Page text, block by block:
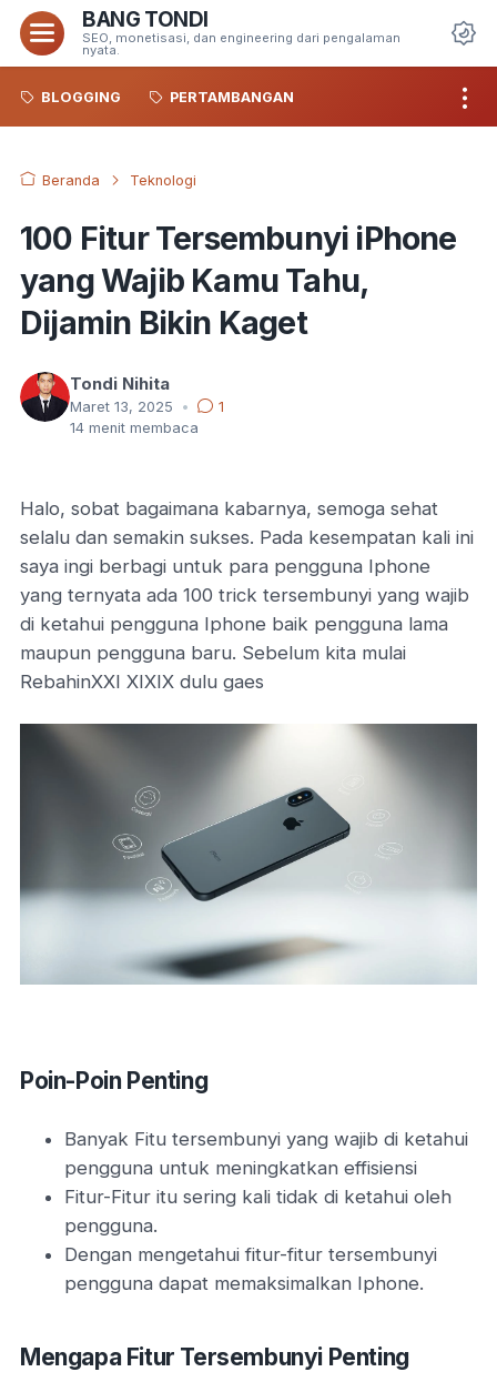
Menu
BANG TONDI
SEO, monetisasi, dan engineering dari pengalaman
nyata.
BLOGGING PERTAMBANGAN
Beranda Teknologi
100 Fitur Tersembunyi iPhone
yang Wajib Kamu Tahu,
Dijamin Bikin Kaget
Tondi Nihita
Maret 13, 2025 •
1
14 menit membaca
Halo, sobat bagaimana kabarnya, semoga sehat
selalu dan semakin sukses. Pada kesempatan kali ini
saya ingi berbagi untuk para pengguna Iphone
yang ternyata ada 100 trick tersembunyi yang wajib
di ketahui pengguna Iphone baik pengguna lama
maupun pengguna baru. Sebelum kita mulai
RebahinXXI XIXIX dulu gaes
Poin-Poin Penting
Banyak Fitu tersembunyi yang wajib di ketahui
pengguna untuk meningkatkan effisiensi
Fitur-Fitur itu sering kali tidak di ketahui oleh
pengguna.
Dengan mengetahui fitur-fitur tersembunyi
pengguna dapat memaksimalkan Iphone.
Mengapa Fitur Tersembunyi Penting